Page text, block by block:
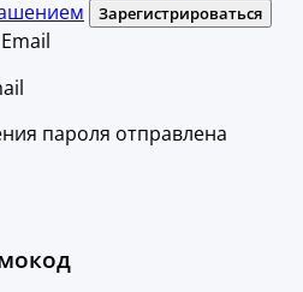
Зарегистрироваться
Email
пароля отправлена